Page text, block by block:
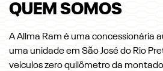
QUEM SOMOS
A Allma Ram é uma concessionária
uma unidade em São José do Rio
veículos zero quilômetro da